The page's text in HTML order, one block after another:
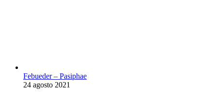
Febueder – Pasiphae
24 agosto 2021